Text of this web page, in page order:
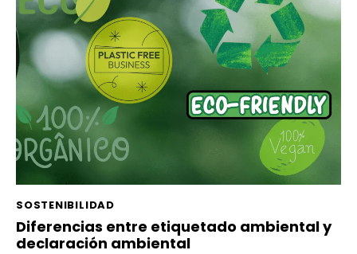
SOSTENIBILIDAD
Diferencias entre etiquetado ambiental y
declaración ambiental